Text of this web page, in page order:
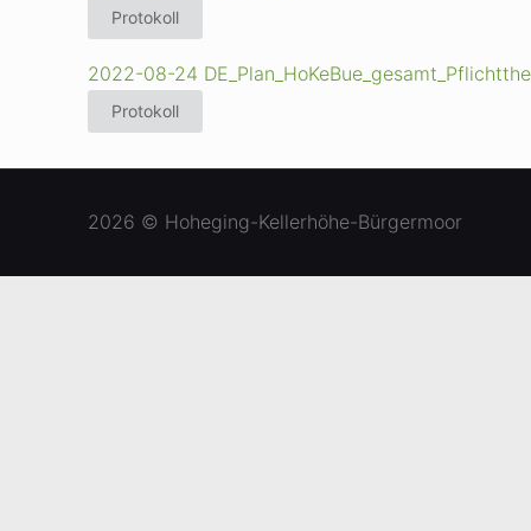
Protokoll
2022-08-24
Protokoll
2026 © Hoheging-Kellerhöhe-Bürgermoor